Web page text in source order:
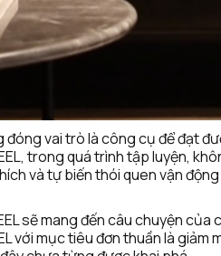
vai trò là công cụ để đạt
trong quá trình tập luyện,
và tự biến thói quen vận
sẽ mang đến câu chuyện
với mục tiêu đơn thuần là giảm